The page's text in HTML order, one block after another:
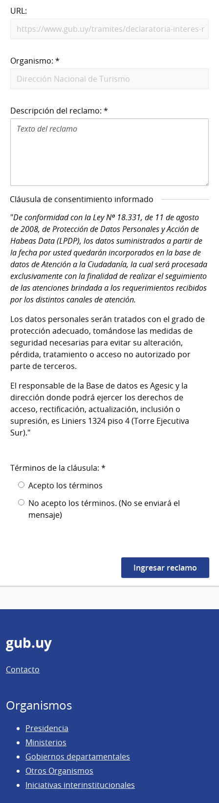
URL:
Organismo: *
Descripción del reclamo: *
Cláusula de consentimiento informado
"De conformidad con la Ley Nº 18.331, de 11 de agosto
de 2008, de Protección de Datos Personales y Acción de
Habeas Data (LPDP), los datos suministrados a partir de
la fecha por usted quedarán incorporados en la base de
datos de Atención a la Ciudadanía, la cual será procesada
exclusivamente con la finalidad de realizar el seguimiento
de las atenciones brindada a los requerimientos recibidos
por los distintos canales de atención.
Los datos personales serán tratados con el grado de
protección adecuado, tomándose las medidas de
seguridad necesarias para evitar su alteración,
pérdida, tratamiento o acceso no autorizado por
parte de terceros.
El responsable de la Base de datos es Agesic y la
dirección donde podrá ejercer los derechos de
acceso, rectificación, actualización, inclusión o
supresión, es Liniers 1324 piso 4 (Torre Ejecutiva
Sur)."
Términos de la cláusula: *
Acepto los términos
No acepto los términos. (No se enviará el
mensaje)
Pie
de
página
gub.uy
Contacto
Organismos
Presidencia
Ministerios
Gobiernos departamentales
Otros Organismos
Iniciativas interinstitucionales